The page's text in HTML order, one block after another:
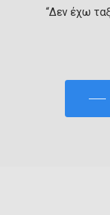
“Δεν έχω